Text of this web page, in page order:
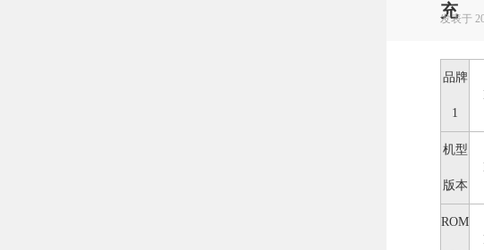
发表于
品牌
1
机型
版本
ROM